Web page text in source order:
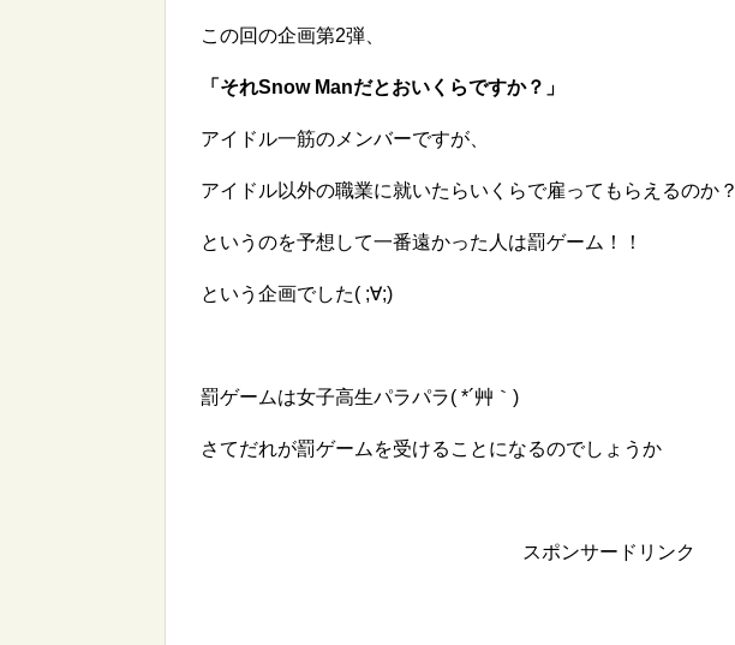
この回の企画第2弾、
「それSnow Manだとおいくらですか？」
アイドル一筋のメンバーですが、
アイドル以外の職業に就いたらいくらで雇ってもらえるのか？
というのを予想して一番遠かった人は罰ゲーム！！
という企画でした( ;∀;)
罰ゲームは女子高生パラパラ( *´艸｀)
さてだれが罰ゲームを受けることになるのでしょうか
スポンサードリンク